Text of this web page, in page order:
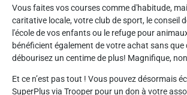
Vous faites vos courses comme d'habitude,
caritative locale, votre club de sport, le conseil
l'école de vos enfants ou le refuge pour
bénéficient également de votre achat sans que
débourisez un centime de plus! Magnifique,
Et ce n’est pas tout ! Vous pouvez désormais
SuperPlus via Trooper pour un don à votre